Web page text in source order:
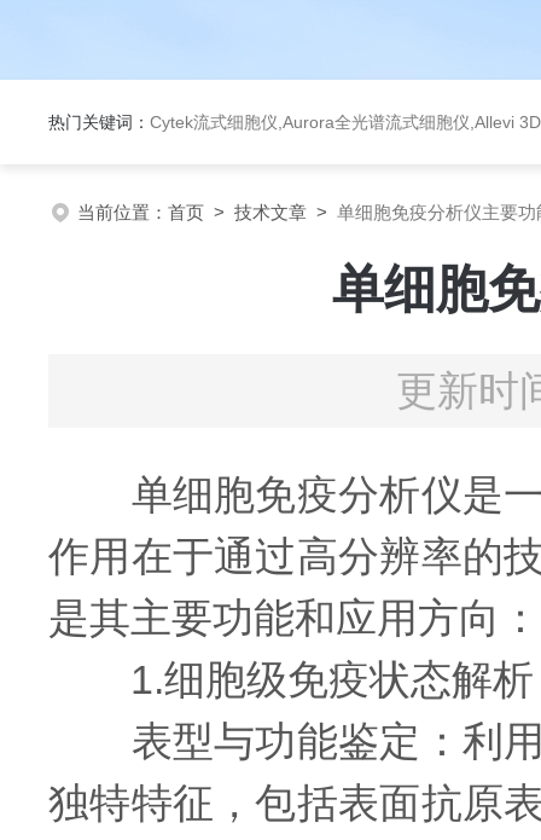
热门关键词： Cytek流式细胞仪,Aurora全光谱流式细胞仪,Allevi
当前位置： 首页 > 技术文章 > 单细胞免疫分析仪主要
单细胞
更新时
单细胞免疫分析仪是一
作用在于通过高分辨率的
是其主要功能和应用方向：
1.细胞级免疫状态解析
表型与功能鉴定：利用
独特特征，包括表面抗原